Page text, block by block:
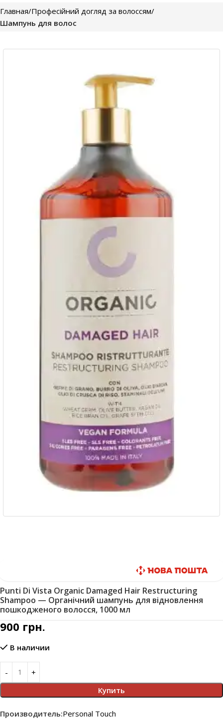
Главная Професійний догляд за волоссям
Шампунь для волос
Punti Di Vista Organic Damaged Hair Restructuring
Shampoo — Органічний шампунь для відновлення
пошкодженого волосся, 1000 мл
900 грн.
В наличии
Купить
Производитель:Personal Touch